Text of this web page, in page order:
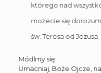
którego nad
możecie się
św. Teresa od Jezusa
Módlmy się:
Umacniaj, Boże Ojcze,